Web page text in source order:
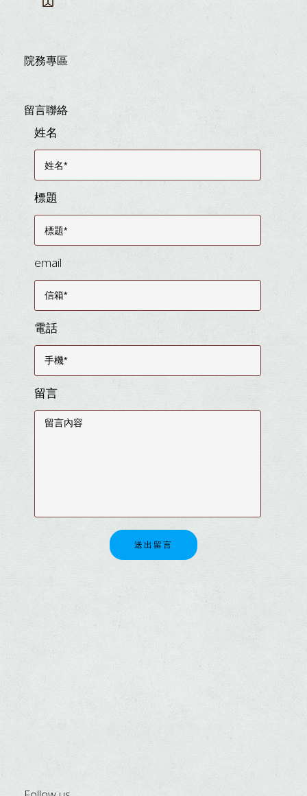
院務專區
留言聯絡
姓名
標題
email
電話
留言
送出留言